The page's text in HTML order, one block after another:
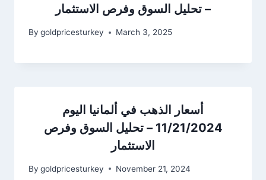
– تحليل السوق وفرص الاستثمار
By goldpricesturkey March 3, 2025
أسعار الذهب في ألمانيا اليوم
11/21/2024 – تحليل السوق وفرص
الاستثمار
By goldpricesturkey November 21, 2024